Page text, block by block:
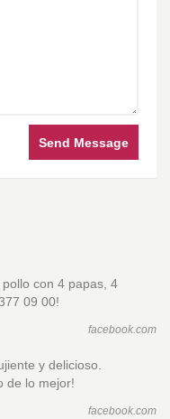
Send Message
con 4 papas, 4
09 00!
facebook.com
y delicioso.
de lo mejor!
facebook.com